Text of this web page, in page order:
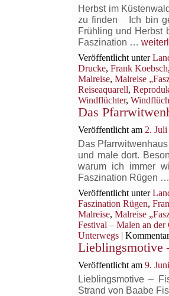
Herbst im
zu finden Ich bin
Frühling und Herbst
Faszination … Herbst
im
am
Veröffentlicht unter
Drucke, Frank Koebsch,
Malreise, Malreise
Reiseaquarell,
Windflüchter,
Das
Veröffentlicht am 2.
Das
und male dort.
warum ich immer
Faszination Rügen …
Veröffentlicht unter
Faszination Rügen,
Malreise, Malreise
Festival – Malen an der
Unterwegs |
Lieblingsmotive
Veröffentlicht am 9.
Lieblingsmotive –
Strand von Baabe